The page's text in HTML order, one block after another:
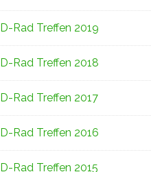
D-Rad Treffen 2019
D-Rad Treffen 2018
D-Rad Treffen 2017
D-Rad Treffen 2016
D-Rad Treffen 2015